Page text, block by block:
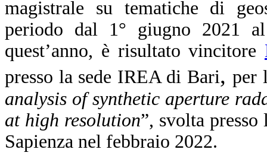
magistrale su tematiche di
periodo dal 1° giugno 2021
quest’anno, è risultato vincitore
presso la sede IREA di Bari,per
analysis of synthetic aperture
at high resolution”, svolta presso
Sapienza nel febbraio 2022.